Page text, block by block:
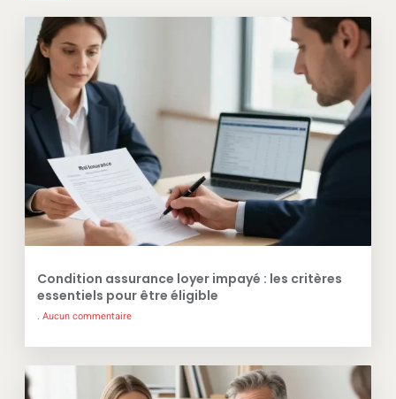
Condition assurance loyer impayé : les critères
essentiels pour être éligible
Aucun commentaire